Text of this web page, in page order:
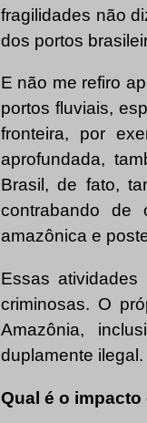
fragilidades não
dos portos
E não me refiro
portos fluviais,
fronteira, por
aprofundada,
Brasil, de fato,
contrabando de
amazônica e
Essas atividades
criminosas. O
Amazônia,
duplamente ilegal.
Qual é o